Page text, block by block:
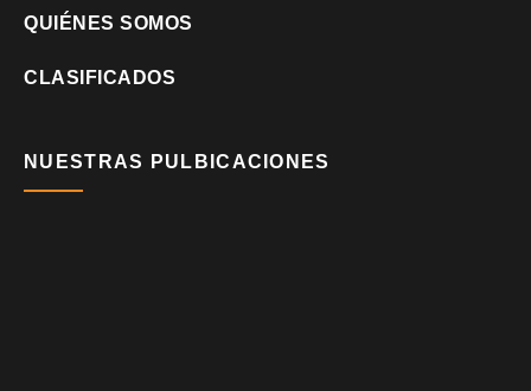
QUIÉNES SOMOS
CLASIFICADOS
NUESTRAS PULBICACIONES